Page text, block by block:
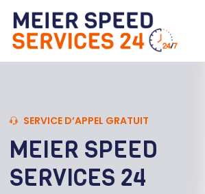
SERVICE D’APPEL GRATUIT
MEIER SPEED
SERVICES 24